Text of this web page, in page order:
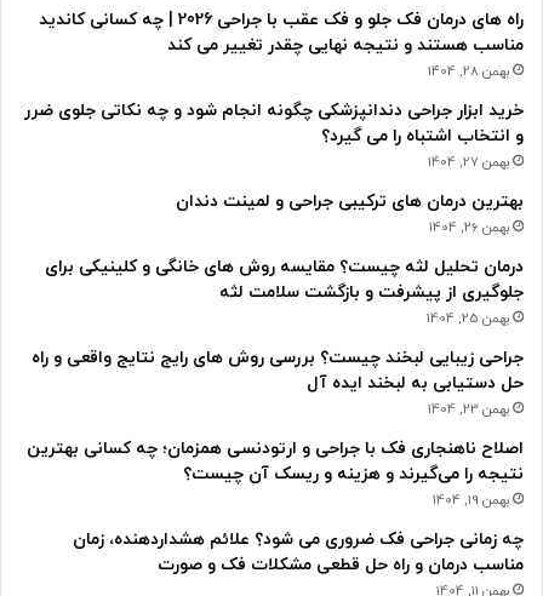
راه های درمان فک جلو و فک عقب با جراحی 2026 | چه کسانی کاندید
مناسب هستند و نتیجه نهایی چقدر تغییر می کند
بهمن 28, 1404
خرید ابزار جراحی دندانپزشکی چگونه انجام شود و چه نکاتی جلوی ضرر
و انتخاب اشتباه را می گیرد؟
بهمن 27, 1404
بهترین درمان های ترکیبی جراحی و لمینت دندان
بهمن 26, 1404
درمان تحلیل لثه چیست؟ مقایسه روش های خانگی و کلینیکی برای
جلوگیری از پیشرفت و بازگشت سلامت لثه
بهمن 25, 1404
جراحی زیبایی لبخند چیست؟ بررسی روش های رایج نتایج واقعی و راه
حل دستیابی به لبخند ایده آل
بهمن 23, 1404
اصلاح ناهنجاری فک با جراحی و ارتودنسی همزمان؛ چه کسانی بهترین
نتیجه را می‌گیرند و هزینه و ریسک آن چیست؟
بهمن 19, 1404
چه زمانی جراحی فک ضروری می شود؟ علائم هشداردهنده، زمان
مناسب درمان و راه حل قطعی مشکلات فک و صورت
بهمن 11, 1404